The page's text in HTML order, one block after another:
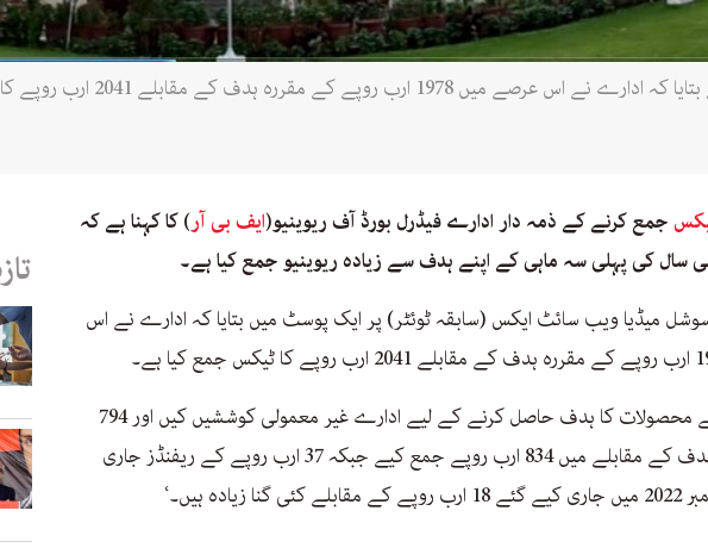
ایف بی آر نے بتایا کہ ادارے
جمع کرنے کے ذمہ دار ادارے فیڈرل بورڈ آف ریوینیو(ایف بی آر) کا کہنا ہے کہ
سال کی پہلی سہ ماہی کے اپنے ہدف سے زیادہ ریوینیو جمع کیا ہے۔
میڈیا ویب سائٹ ایکس (سابقہ ٹوئٹر) پر ایک پوسٹ میں بتایا کہ ادارے نے اس
’ستمبر 2023 کے محصولات کا ہدف حاصل کرنے کے لیے ادارے غیر معمولی کوششیں کیں اور 794
ارب روپے کے ہدف کے مقابلے میں 834 ارب روپے جمع کیے جبکہ 37 ارب روپے کے ریفنڈز جاری
زیادہ ہیں۔‘